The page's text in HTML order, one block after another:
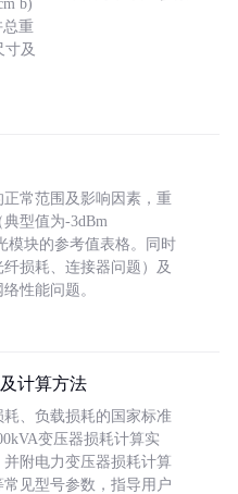
b)
总重
及
常范围及影响因素，重
型值为-3dBm
模块的参考值表格。同时
损耗、连接器问题）及
性能问题。
计算方法
、负载损耗的国家标准
变压器损耗计算实
附电力变压器损耗计算
常见型号参数，指导用户